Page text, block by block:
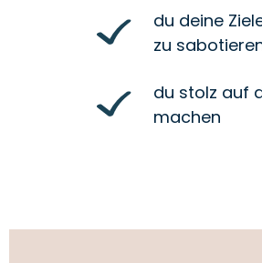
du deine
zu
du stolz auf
machen